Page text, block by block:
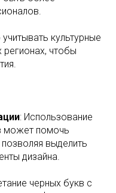
культурные
чтобы
: Использование
может помочь
выделить
дизайна.
черных букв с